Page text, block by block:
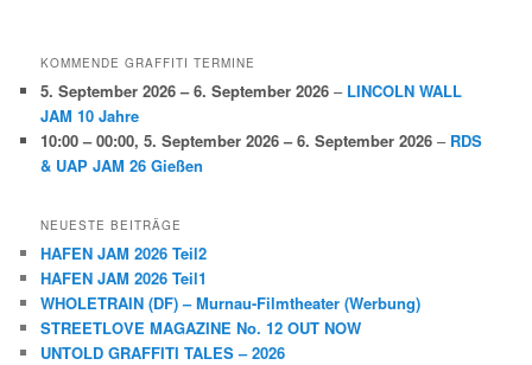
KOMMENDE GRAFFITI TERMINE
5. September 2026 – 6. September 2026 – LINCOLN WALL
JAM 10 Jahre
10:00 – 00:00,5. September 2026 – 6. September 2026 – RDS
& UAP JAM 26 Gießen
NEUESTE BEITRÄGE
HAFEN JAM 2026 Teil2
HAFEN JAM 2026 Teil1
WHOLETRAIN (DF) – Murnau-Filmtheater (Werbung)
STREETLOVE MAGAZINE No. 12 OUT NOW
UNTOLD GRAFFITI TALES – 2026